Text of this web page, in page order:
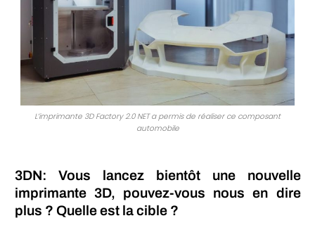
L’imprimante 3D Factory 2.0 NET a permis de réaliser ce composant
automobile
3DN: Vous lancez bientôt une nouvelle
imprimante 3D, pouvez-vous nous en dire
plus ? Quelle est la cible ?